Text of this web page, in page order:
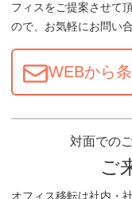
フィスをご提案させて
ので、お気軽にお問い
WEBから
対面での
ご
オフィス移転は社内・